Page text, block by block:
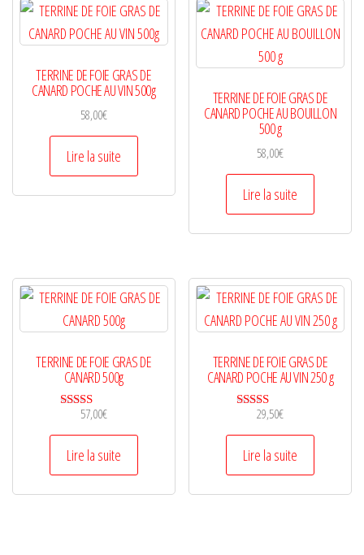
TERRINE DE FOIE GRAS DE
CANARD POCHE AU VIN 500g
58,00€
Lire la suite
TERRINE DE FOIE GRAS DE
CANARD POCHE AU BOUILLON
500 g
58,00€
Lire la suite
TERRINE DE FOIE GRAS DE
CANARD 500g
Note
57,00€
Lire la suite
TERRINE DE FOIE GRAS DE
CANARD POCHE AU VIN 250 g
Note
29,50€
Lire la suite